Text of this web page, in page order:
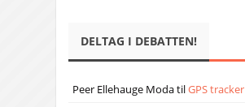
DELTAG I DEBATTEN!
Peer Ellehauge ModatilGPS